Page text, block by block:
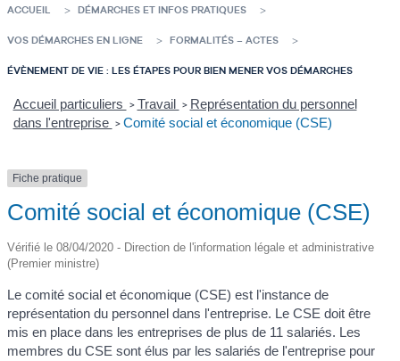
ACCUEIL DÉMARCHES ET INFOS PRATIQUES
VOS DÉMARCHES EN LIGNE FORMALITÉS – ACTES
ÉVÈNEMENT DE VIE : LES ÉTAPES POUR BIEN MENER VOS DÉMARCHES
Accueil particuliers > Travail > Représentation du personnel
dans l'entreprise > Comité social et économique (CSE)
Fiche pratique
Comité social et économique (CSE)
Vérifié le 08/04/2020 - Direction de l'information légale et administrative
(Premier ministre)
Le comité social et économique (CSE) est l'instance de
représentation du personnel dans l'entreprise. Le CSE doit être
mis en place dans les entreprises de plus de 11 salariés. Les
membres du CSE sont élus par les salariés de l'entreprise pour